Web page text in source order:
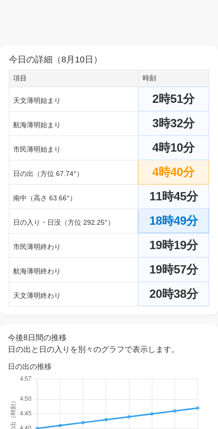
今日の詳細（8月10日）
項目 時刻
天文薄明始まり 2時51分
航海薄明始まり 3時32分
市民薄明始まり 4時10分
日の出（方位 67.74°） 4時40分
南中（高さ 63.66°） 11時45分
日の入り・日没（方位 292.25°） 18時49分
市民薄明終わり 19時19分
航海薄明終わり 19時57分
天文薄明終わり 20時38分
今後8日間の推移
日の出と日の入りを別々のグラフで表示します。
日の出の推移